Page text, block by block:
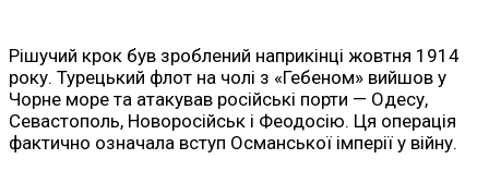
Рішучий крок був зроблений наприкінці жовтня 1914
року. Турецький флот на чолі з «Гебеном» вийшов у
Чорне море та атакував російські порти — Одесу,
Севастополь, Новоросійськ і Феодосію. Ця операція
фактично означала вступ Османської імперії у війну.